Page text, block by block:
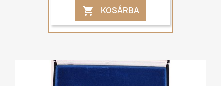
 KOSÁRBA